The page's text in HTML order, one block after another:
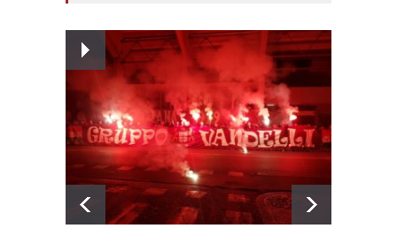
Ecco le prove
dell’incongruenza delle
due sentenze
REGGIANA 15 Aprile 2021